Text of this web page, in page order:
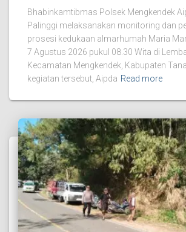
Bhabinkamtibmas Polsek Mengkendek
Palinggi melaksanakan monitoring dan
prosesi kedukaan almarhumah Maria
7 Agustus 2026 pukul 08.30 Wita di
Kecamatan Mengkendek, Kabupaten
kegiatan tersebut, Aipda Read more